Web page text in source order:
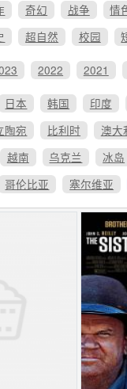
奇幻 战争 情
超自然 校园
2022 2021
日本 韩国 印度
陶宛 比利时 澳大
越南 乌克兰 冰岛
哥伦比亚 塞尔维亚